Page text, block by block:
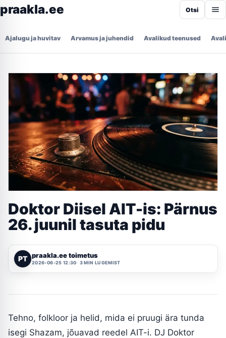
praakla.ee
Ajalugu ja huvitav Arvamus ja juhendid Avalikud teenused
Otsi
Doktor Diisel AIT-is: Pärnus
26. juunil tasuta pidu
PT praakla.ee toimetus
2026-06-25 12:30 3 MIN LUGEMIST
Tehno, folkloor ja helid, mida ei pruugi ära tunda
isegi Shazam, jõuavad reedel AIT-i. DJ Doktor